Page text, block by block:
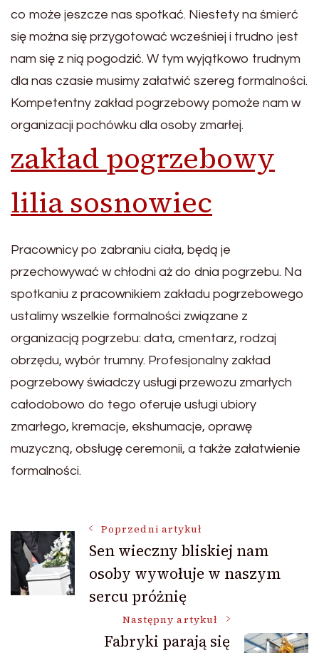
co może jeszcze nas spotkać. Niestety na śmierć
się można się przygotować wcześniej i trudno jest
nam się z nią pogodzić. W tym wyjątkowo trudnym
dla nas czasie musimy załatwić szereg formalności.
Kompetentny zakład pogrzebowy pomoże nam w
organizacji pochówku dla osoby zmarłej.
zakład pogrzebowy
lilia sosnowiec
Pracownicy po zabraniu ciała, będą je
przechowywać w chłodni aż do dnia pogrzebu. Na
spotkaniu z pracownikiem zakładu pogrzebowego
ustalimy wszelkie formalności związane z
organizacją pogrzebu: data, cmentarz, rodzaj
obrzędu, wybór trumny. Profesjonalny zakład
pogrzebowy świadczy usługi przewozu zmarłych
całodobowo do tego oferuje usługi ubiory
zmarłego, kremacje, ekshumacje, oprawę
muzyczną, obsługę ceremonii, a także załatwienie
formalności.
Nawigacja
wpisu
Poprzedni artykuł
Sen wieczny bliskiej nam
osoby wywołuje w naszym
sercu próżnię
Następny artykuł
Fabryki parają się